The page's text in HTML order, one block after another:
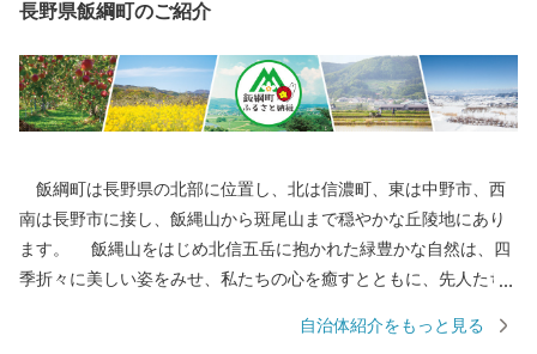
長野県飯綱町のご紹介
飯綱町は長野県の北部に位置し、北は信濃町、東は中野市、西
南は長野市に接し、飯縄山から斑尾山まで穏やかな丘陵地にあり
ます。 飯縄山をはじめ北信五岳に抱かれた緑豊かな自然は、四
季折々に美しい姿をみせ、私たちの心を癒すとともに、先人たち
私たちの生活すべての基盤となっています。 その豊かな自然と
自治体紹介をもっと見る